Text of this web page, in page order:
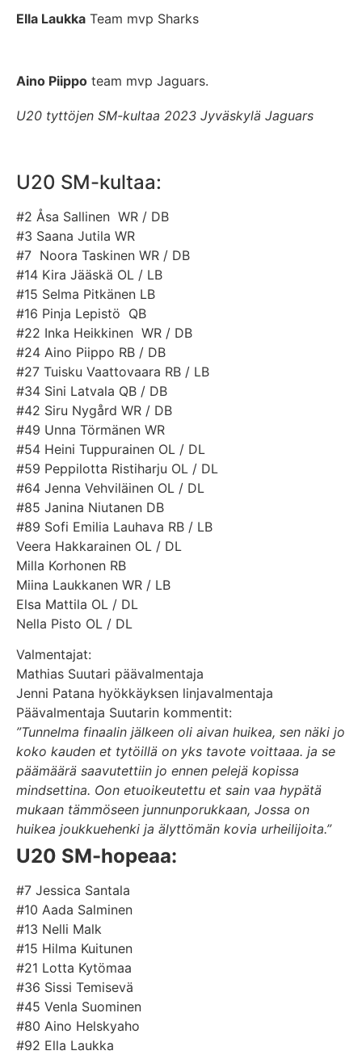
Ella Laukka Team mvp Sharks
Aino Piippo team mvp Jaguars.
U20 tyttöjen SM-kultaa 2023 Jyväskylä Jaguars
U20 SM-kultaa:
#2 Åsa Sallinen WR / DB
#3 Saana Jutila WR
#7 Noora Taskinen WR / DB
#14 Kira Jääskä OL / LB
#15 Selma Pitkänen LB
#16 Pinja Lepistö QB
#22 Inka Heikkinen WR / DB
#24 Aino Piippo RB / DB
#27 Tuisku Vaattovaara RB / LB
#34 Sini Latvala QB / DB
#42 Siru Nygård WR / DB
#49 Unna Törmänen WR
#54 Heini Tuppurainen OL / DL
#59 Peppilotta Ristiharju OL / DL
#64 Jenna Vehviläinen OL / DL
#85 Janina Niutanen DB
#89 Sofi Emilia Lauhava RB / LB
Veera Hakkarainen OL / DL
Milla Korhonen RB
Miina Laukkanen WR / LB
Elsa Mattila OL / DL
Nella Pisto OL / DL
Valmentajat:
Mathias Suutari päävalmentaja
Jenni Patana hyökkäyksen linjavalmentaja
Päävalmentaja Suutarin kommentit:
”Tunnelma finaalin jälkeen oli aivan huikea, sen näki jo
koko kauden et tytöillä on yks tavote voittaaa. ja se
päämäärä saavutettiin jo ennen pelejä kopissa
mindsettina. Oon etuoikeutettu et sain vaa hypätä
mukaan tämmöseen junnunporukkaan, Jossa on
huikea joukkuehenki ja älyttömän kovia urheilijoita.”
U20 SM-hopeaa:
#7 Jessica Santala
#10 Aada Salminen
#13 Nelli Malk
#15 Hilma Kuitunen
#21 Lotta Kytömaa
#36 Sissi Temisevä
#45 Venla Suominen
#80 Aino Helskyaho
#92 Ella Laukka